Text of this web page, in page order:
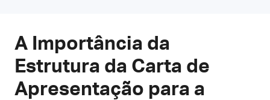
A Importância da
Estrutura da Carta de
Apresentação para a